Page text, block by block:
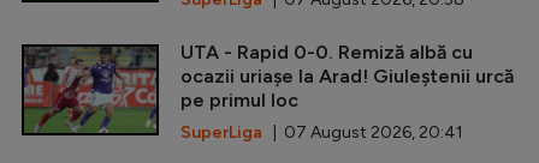
UTA - Rapid 0-0. Remiză albă cu
ocazii uriașe la Arad! Giuleștenii urcă
pe primul loc
SuperLiga | 07 August 2026, 20:41